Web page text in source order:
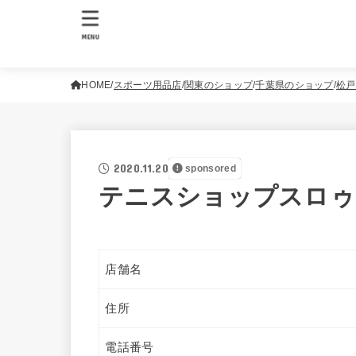
MENU
HOME スポーツ用品店 関東のショップ 千葉県のショップ 松
2020.11.20 sponsored
テニスショップスロ
店舗名
住所
電話番号